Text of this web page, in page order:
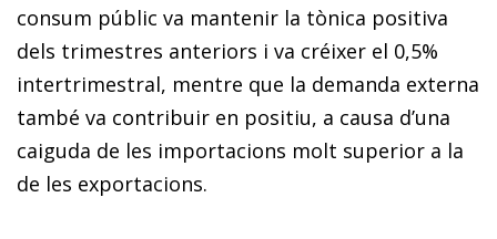
consum públic va mantenir la tònica positiva
dels trimestres anteriors i va créixer el 0,5%
intertrimestral, mentre que la demanda externa
també va contribuir en positiu, a causa d’una
caiguda de les importacions molt superior a la
de les exportacions.